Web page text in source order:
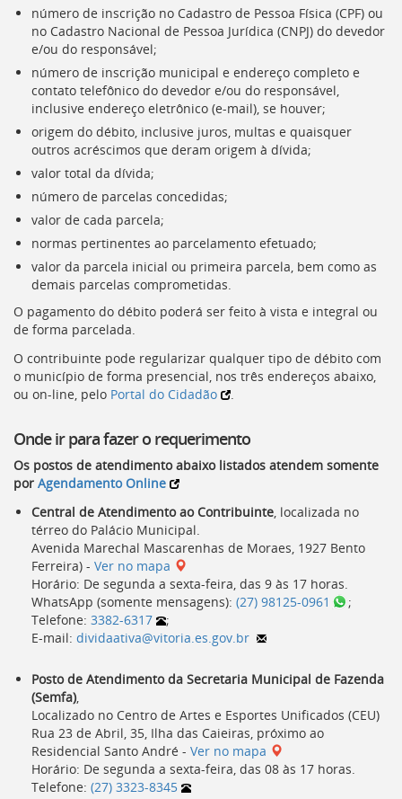
número de inscrição no Cadastro de Pessoa Física (CPF) ou
no Cadastro Nacional de Pessoa Jurídica (CNPJ) do devedor
e/ou do responsável;
número de inscrição municipal e endereço completo e
contato telefônico do devedor e/ou do responsável,
inclusive endereço eletrônico (e-mail), se houver;
origem do débito, inclusive juros, multas e quaisquer
outros acréscimos que deram origem à dívida;
valor total da dívida;
número de parcelas concedidas;
valor de cada parcela;
normas pertinentes ao parcelamento efetuado;
valor da parcela inicial ou primeira parcela, bem como as
demais parcelas comprometidas.
O pagamento do débito poderá ser feito à vista e integral ou
de forma parcelada.
O contribuinte pode regularizar qualquer tipo de débito com
o município de forma presencial, nos três endereços abaixo,
ou on-line, pelo Portal do Cidadão .
Onde ir para fazer o requerimento
Os postos de atendimento abaixo listados atendem somente
por Agendamento Online
Central de Atendimento ao Contribuinte, localizada no
térreo do Palácio Municipal.
Avenida Marechal Mascarenhas de Moraes, 1927 Bento
Ferreira) - Ver no mapa
Horário: De segunda a sexta-feira, das 9 às 17 horas.
WhatsApp (somente mensagens): (27) 98125-0961
;
Telefone: 3382-6317
;
E-mail: dividaativa@vitoria.es.gov.br
Posto de Atendimento da Secretaria Municipal de Fazenda
(Semfa),
Localizado no Centro de Artes e Esportes Unificados (CEU)
Rua 23 de Abril, 35, Ilha das Caieiras, próximo ao
Residencial Santo André - Ver no mapa
Horário: De segunda a sexta-feira, das 08 às 17 horas.
Telefone: (27) 3323-8345